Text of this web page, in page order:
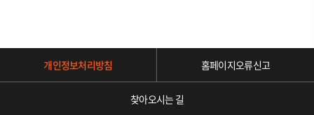
개인정보처리방침 홈페이지오류신고
찾아오시는 길